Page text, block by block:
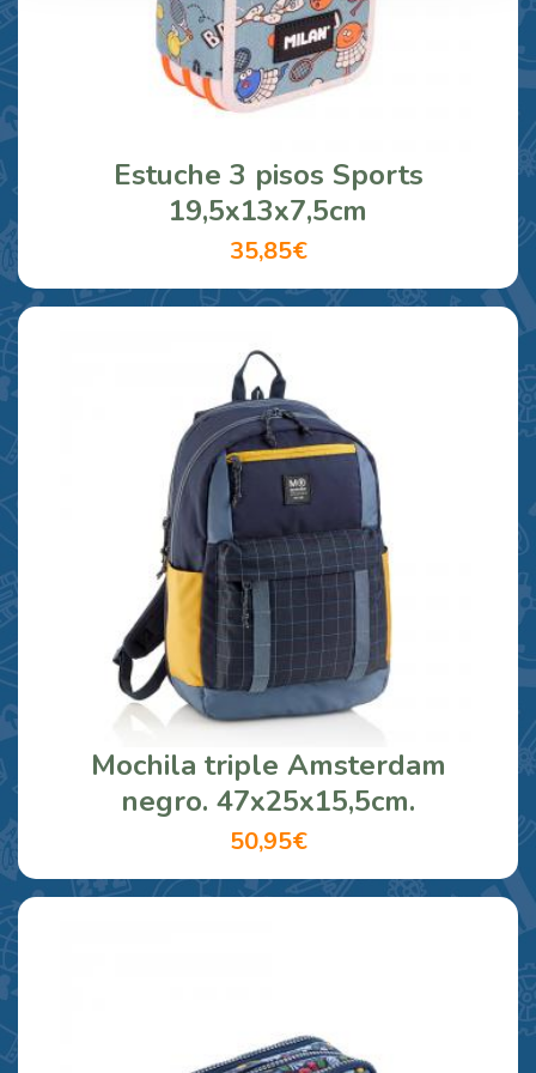
Estuche 3 pisos Sports
19,5x13x7,5cm
35,85€
Mochila triple Amsterdam
negro. 47x25x15,5cm.
50,95€